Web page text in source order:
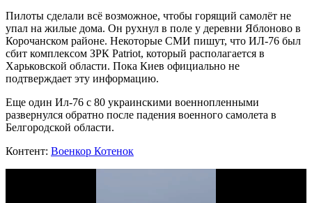
Пилоты сделали всё возможное, чтобы горящий самолёт не
упал на жилые дома. Он рухнул в поле у деревни Яблоново в
Корочанском районе. Некоторые СМИ пишут, что ИЛ-76 был
сбит комплексом ЗРК Patriot, который располагается в
Харьковской области. Пока Киев официально не
подтверждает эту информацию.
Еще один Ил-76 с 80 украинскими военнопленными
развернулся обратно после падения военного самолета в
Белгородской области.
Контент: Военкор Котенок